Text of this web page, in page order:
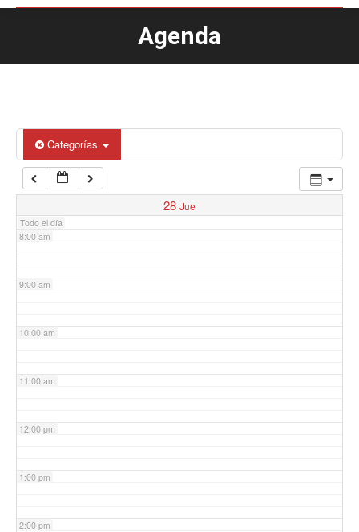
Agenda
Estás aquí:
Categorías
28 Jue
Todo el día
6:00 am
7:00 am
8:00 am
9:00 am
10:00 am
11:00 am
12:00 pm
1:00 pm
2:00 pm